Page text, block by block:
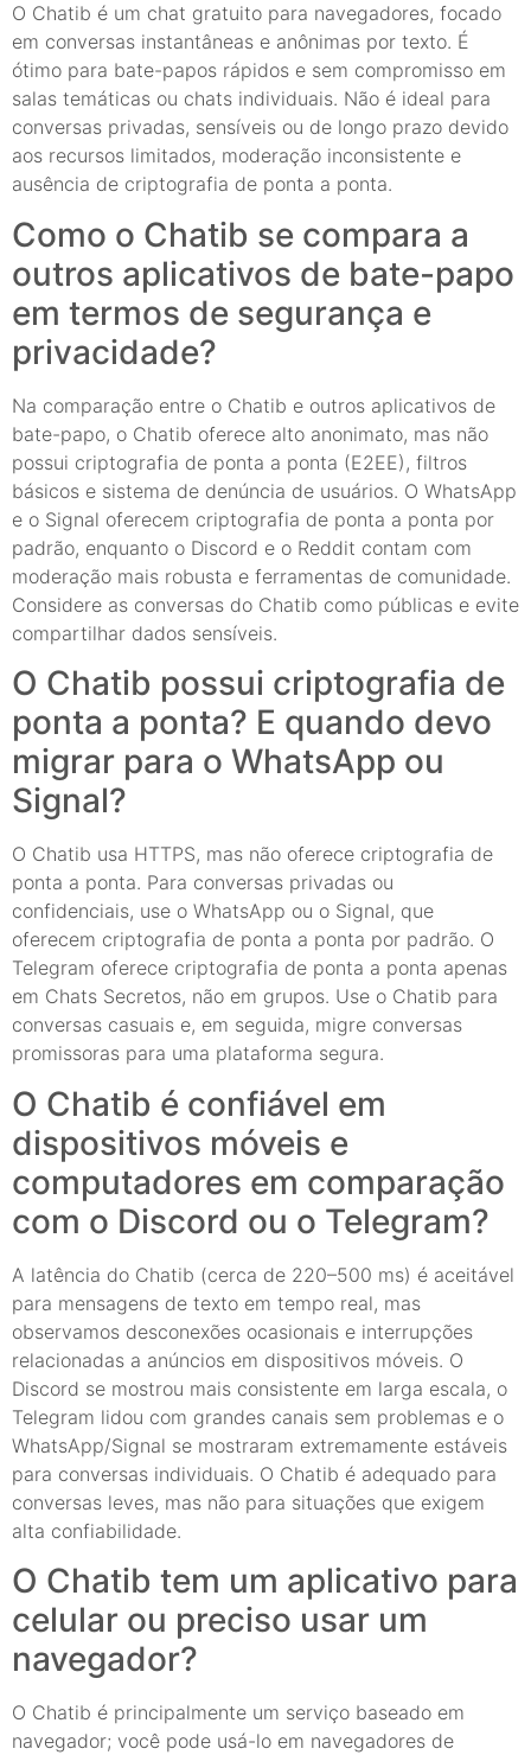
O Chatib é um chat gratuito para navegadores, focado
em conversas instantâneas e anônimas por texto. É
ótimo para bate-papos rápidos e sem compromisso em
salas temáticas ou chats individuais. Não é ideal para
conversas privadas, sensíveis ou de longo prazo devido
aos recursos limitados, moderação inconsistente e
ausência de criptografia de ponta a ponta.
Como o Chatib se compara a
outros aplicativos de bate-papo
em termos de segurança e
privacidade?
Na comparação entre o Chatib e outros aplicativos de
bate-papo, o Chatib oferece alto anonimato, mas não
possui criptografia de ponta a ponta (E2EE), filtros
básicos e sistema de denúncia de usuários. O WhatsApp
e o Signal oferecem criptografia de ponta a ponta por
padrão, enquanto o Discord e o Reddit contam com
moderação mais robusta e ferramentas de comunidade.
Considere as conversas do Chatib como públicas e evite
compartilhar dados sensíveis.
O Chatib possui criptografia de
ponta a ponta? E quando devo
migrar para o WhatsApp ou
Signal?
O Chatib usa HTTPS, mas não oferece criptografia de
ponta a ponta. Para conversas privadas ou
confidenciais, use o WhatsApp ou o Signal, que
oferecem criptografia de ponta a ponta por padrão. O
Telegram oferece criptografia de ponta a ponta apenas
em Chats Secretos, não em grupos. Use o Chatib para
conversas casuais e, em seguida, migre conversas
promissoras para uma plataforma segura.
O Chatib é confiável em
dispositivos móveis e
computadores em comparação
com o Discord ou o Telegram?
A latência do Chatib (cerca de 220–500 ms) é aceitável
para mensagens de texto em tempo real, mas
observamos desconexões ocasionais e interrupções
relacionadas a anúncios em dispositivos móveis. O
Discord se mostrou mais consistente em larga escala, o
Telegram lidou com grandes canais sem problemas e o
WhatsApp/Signal se mostraram extremamente estáveis
para conversas individuais. O Chatib é adequado para
conversas leves, mas não para situações que exigem
alta confiabilidade.
O Chatib tem um aplicativo para
celular ou preciso usar um
navegador?
O Chatib é principalmente um serviço baseado em
navegador; você pode usá-lo em navegadores de